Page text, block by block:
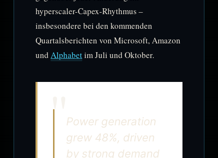
hyperscaler-Capex-Rhythmus –
insbesondere bei den kommenden
Quartalsberichten von Microsoft, Amazon
und Alphabetim Juli und Oktober.
Power generation
grew 48%, driven
by strong demand